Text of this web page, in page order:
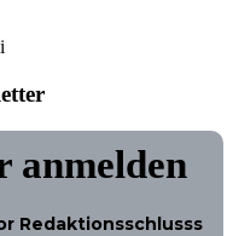
anmelden
Redaktionsschlusss